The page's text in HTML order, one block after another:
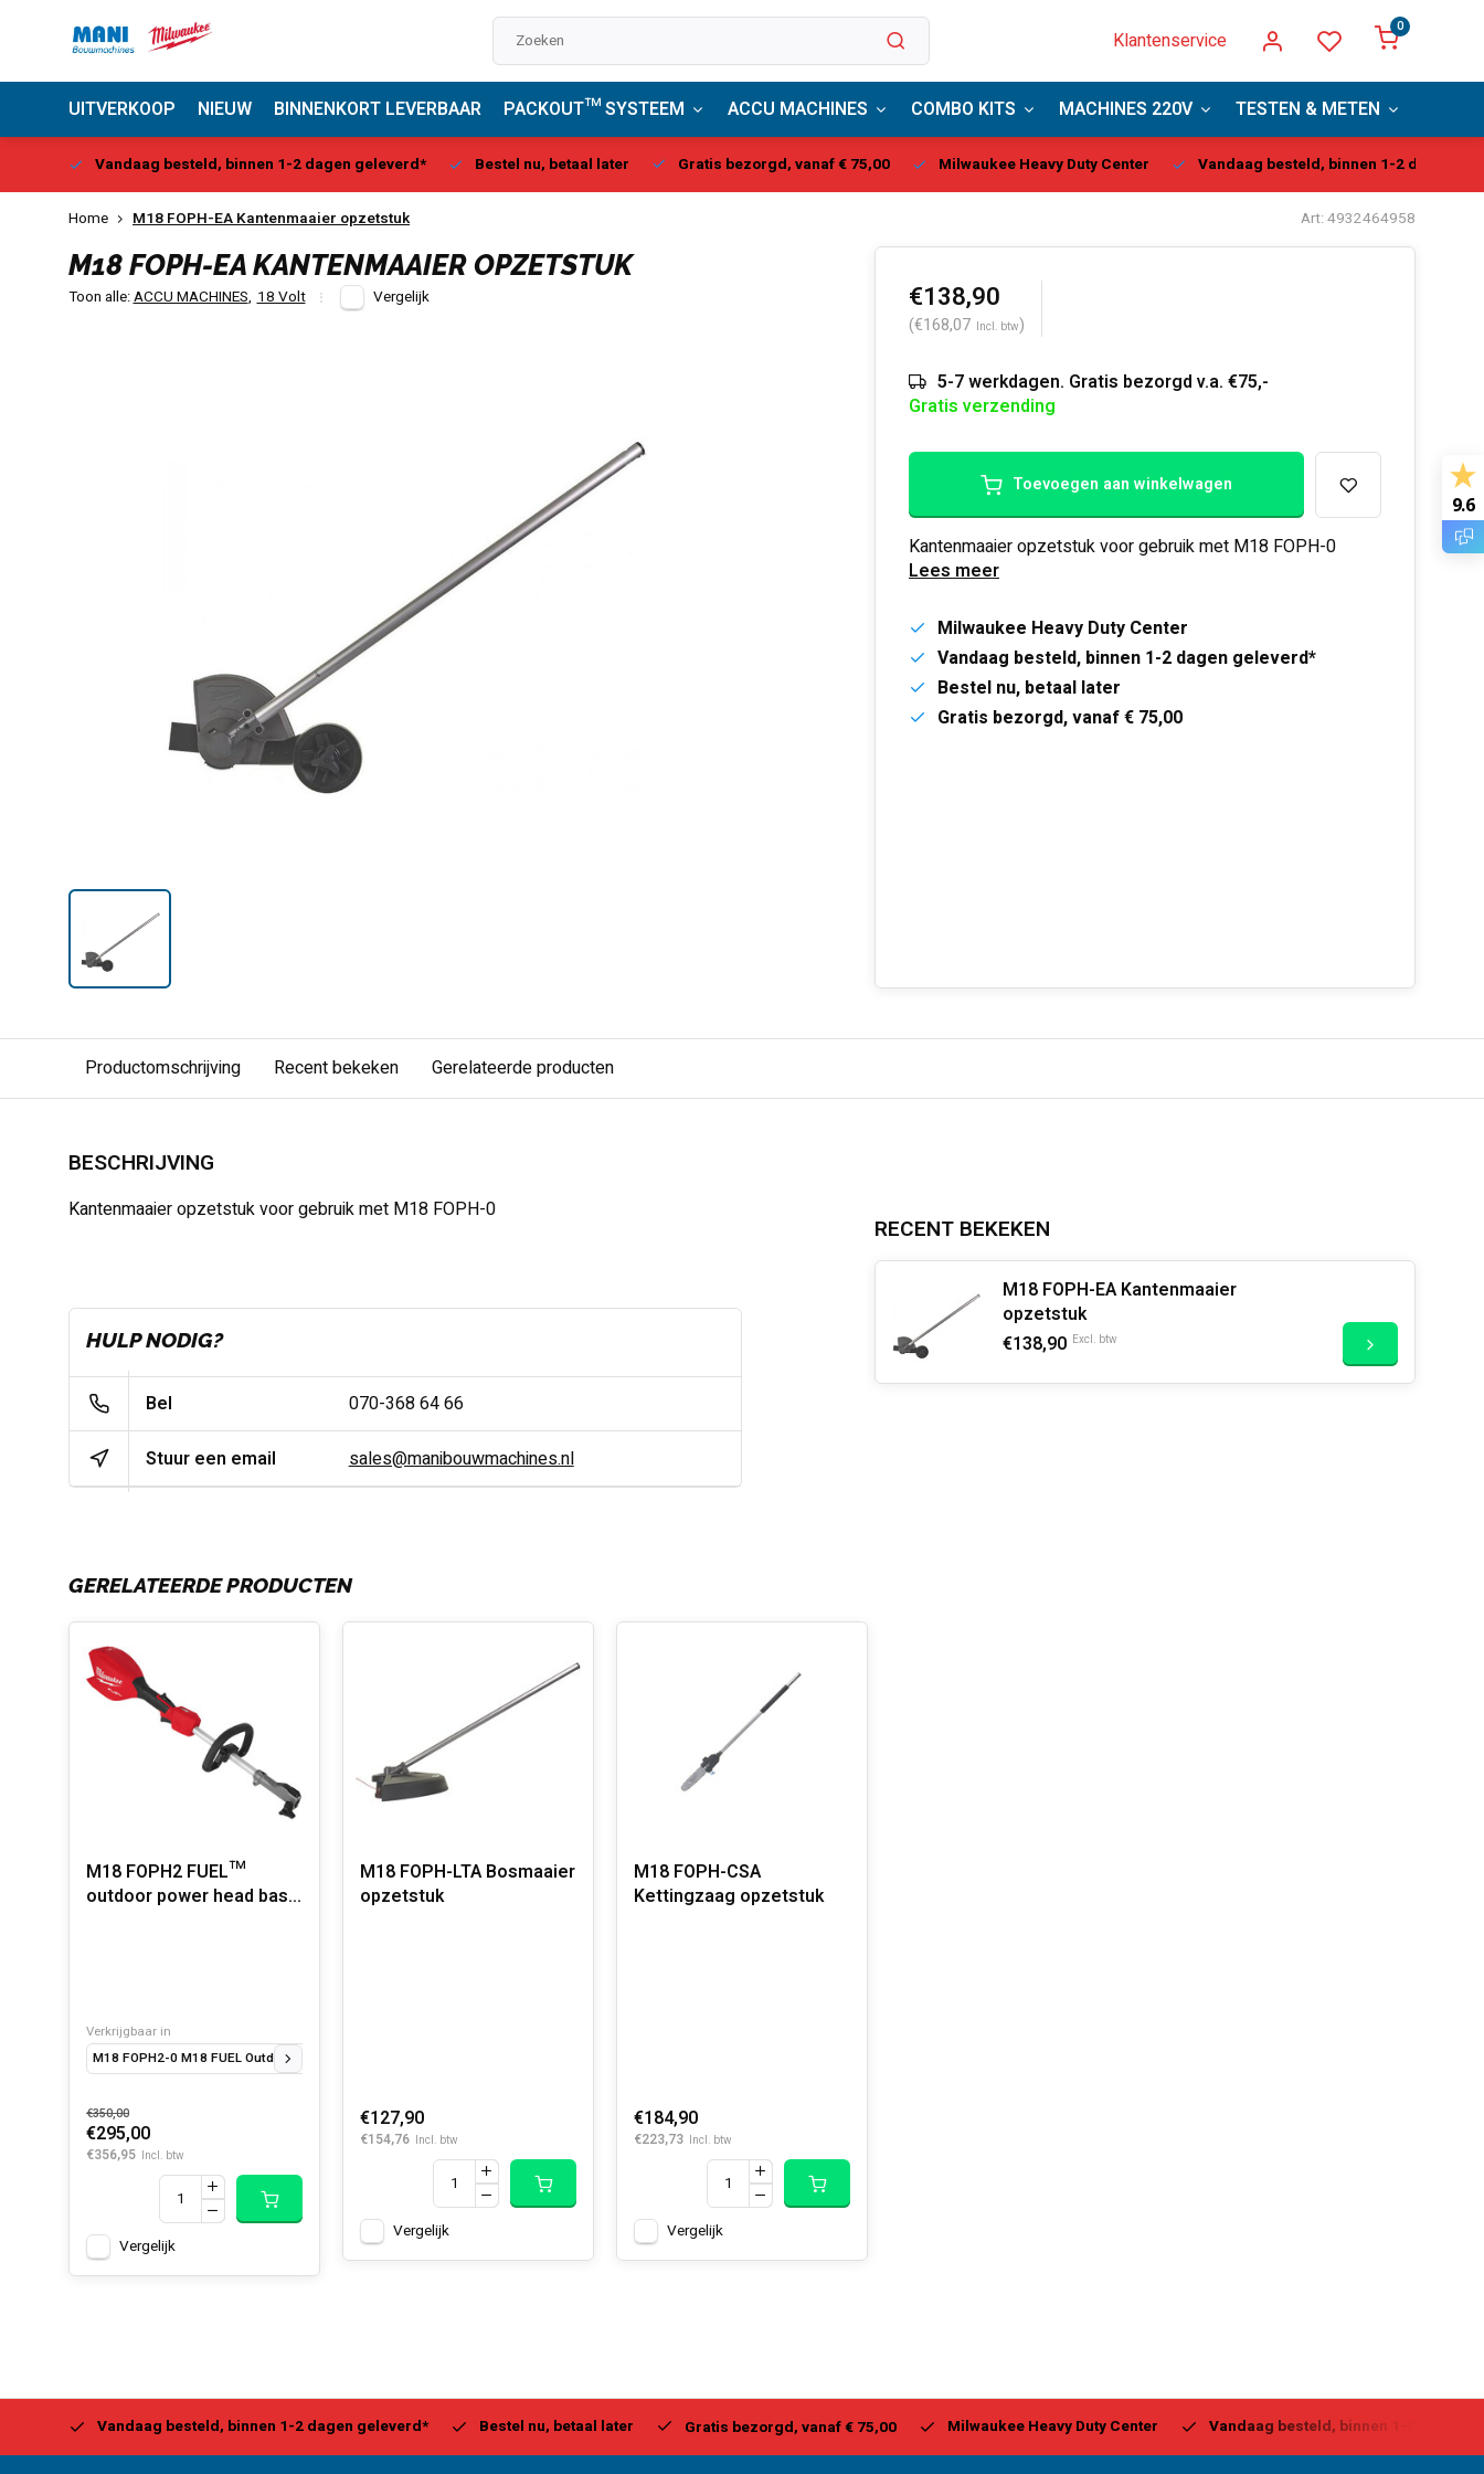
Klantenservice
0
UITVERKOOP NIEUW BINNENKORT LEVERBAAR PACKOUT™ SYSTEEM ACCU MACHINES COMBO KITS MACHINES 220V TESTEN & METEN
Vandaag besteld, binnen 1-2 dagen geleverd* Bestel nu, betaal later Gratis bezorgd, vanaf € 75,00 Milwaukee Heavy Duty Center Vandaag besteld, binnen 1-2 dagen
Home M18 FOPH-EA Kantenmaaier opzetstuk Art: 4932464958
M18 FOPH-EA KANTENMAAIER OPZETSTUK
Toon alle:ACCU MACHINES, 18 Volt Vergelijk €138,90
(€168,07 Incl. btw)
5-7 werkdagen. Gratis bezorgd v.a. €75,-
Gratis verzending
Toevoegen aan winkelwagen
Kantenmaaier opzetstuk voor gebruik met M18 FOPH-0
Lees meer
Milwaukee Heavy Duty Center
Vandaag besteld, binnen 1-2 dagen geleverd*
Bestel nu, betaal later
Gratis bezorgd, vanaf € 75,00
Productomschrijving Recent bekeken Gerelateerde producten
BESCHRIJVING
Kantenmaaier opzetstuk voor gebruik met M18 FOPH-0
HULP NODIG?
Bel 070-368 64 66
Stuur een email sales@manibouwmachines.nl
RECENT BEKEKEN
M18 FOPH-EA Kantenmaaier
opzetstuk
€138,90 Excl. btw
GERELATEERDE PRODUCTEN
M18 FOPH2 FUEL™
outdoor power head basis
Verkrijgbaar in
M18 FOPH2-0 M18 FUEL Outdoor Power Head 0-versie
€350,00
€295,00
€356,95 Incl. btw
Vergelijk
M18 FOPH-LTA Bosmaaier
opzetstuk
€127,90
€154,76 Incl. btw
Vergelijk
M18 FOPH-CSA
Kettingzaag opzetstuk
€184,90
€223,73 Incl. btw
Vergelijk
Vandaag besteld, binnen 1-2 dagen geleverd* Bestel nu, betaal later Gratis bezorgd, vanaf € 75,00 Milwaukee Heavy Duty Center Vandaag besteld, binnen 1-2 dagen
9.6